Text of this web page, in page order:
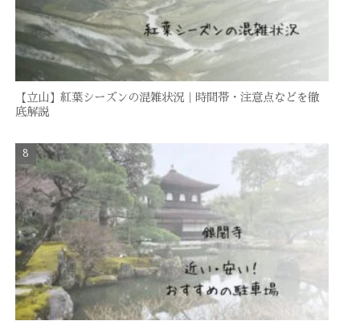
【立山】紅葉シーズンの混雑状況｜時間帯・注意点などを徹
底解説